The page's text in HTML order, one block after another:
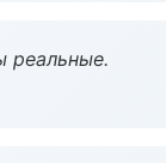
реальные.